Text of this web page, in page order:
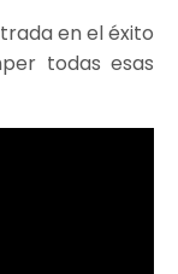
en el éxito
todas esas